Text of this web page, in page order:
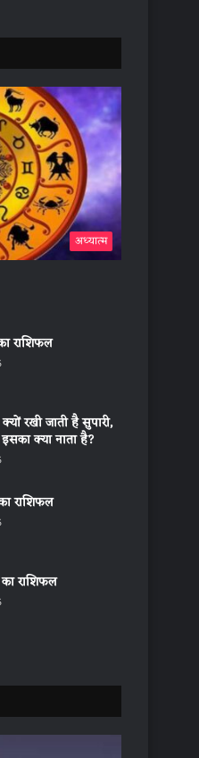
अध्यात्म
राशिफल
रखी जाती है सुपारी,
क्या नाता है?
राशिफल
राशिफल